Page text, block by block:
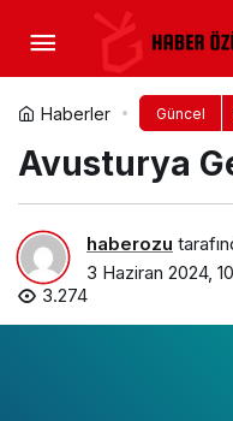
Haberler Güncel
Avusturya
haberozu
3 Haziran 2024,
3.274
Yorum Yap